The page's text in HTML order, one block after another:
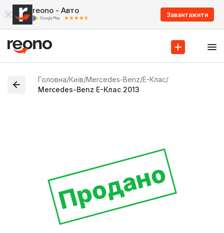
reono - Авто Завантажити
Головна/Київ/Mercedes-Benz/E-Клас/
Mercedes-Benz E-Клас 2013
Продано